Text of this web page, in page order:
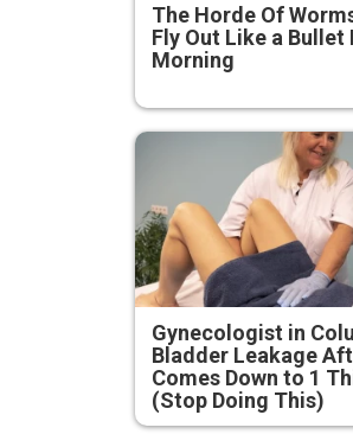
The Horde Of
Fly Out Like a Bullet
Morning
Gynecologist in
Bladder Leakage
Comes Down to 1
(Stop Doing This)